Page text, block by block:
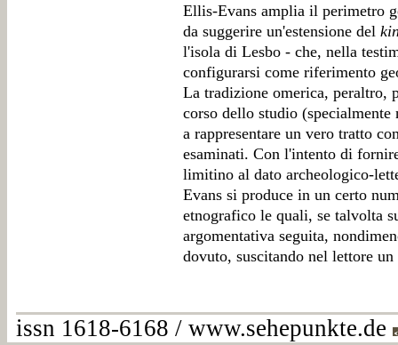
Ellis-Evans amplia il perimetro
da suggerire un'estensione del
l'isola di Lesbo - che, nella
configurarsi come riferimento
La tradizione omerica, peraltro,
corso dello studio
a rappresentare un vero tratto
esaminati. Con l'intento di
limitino al dato archeologico-
Evans si produce in un certo
etnografico le quali, se talvolta
argomentativa seguita,
dovuto, suscitando nel lettore
issn 1618-6168 / www.sehepunkte.de